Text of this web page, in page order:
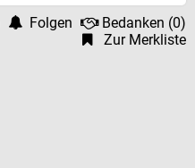
Folgen Bedanken (0)
Zur Merkliste